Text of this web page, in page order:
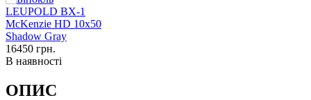
16450 грн.
В наявності
ОПИС